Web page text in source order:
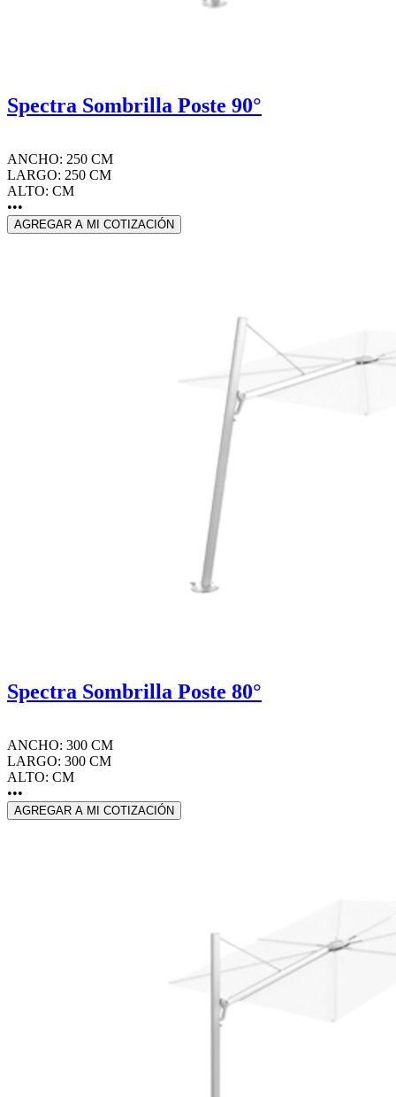
Spectra Sombrilla Poste 90°
ANCHO: 250 CM
LARGO: 250 CM
ALTO: CM
•••
AGREGAR A MI COTIZACIÓN
Spectra Sombrilla Poste 80°
ANCHO: 300 CM
LARGO: 300 CM
ALTO: CM
•••
AGREGAR A MI COTIZACIÓN